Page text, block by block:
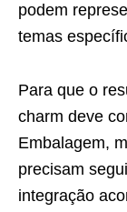
podem
temas
Para que o
charm deve
Embalagem,
precisam
integração